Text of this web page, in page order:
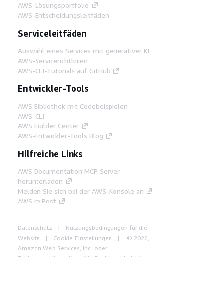
AWS-Lösungsportfolio
AWS-Entscheidungsleitfäden
Serviceleitfäden
Auswahl eines Services mit generativer KI
AWS-Servicerichtlinien
AWS-CLI-Tutorials auf GitHub
Entwickler-Tools
AWS Bibliothek mit Codebeispielen
AWS-CLI
AWS Builder Center
AWS-Entwickler-Tools Blog
Hilfreiche Links
AWS Documentation MCP Server
herunterladen
Melden Sie sich bei der AWS-Konsole an
AWS re:Post
Datenschutz
Nutzungsbedingungen für die
Website
Cookie-Einstellungen
© 2026,
Amazon Web Services, Inc. oder
Tochtergesellschaften. Alle Rechte vorbehalten.